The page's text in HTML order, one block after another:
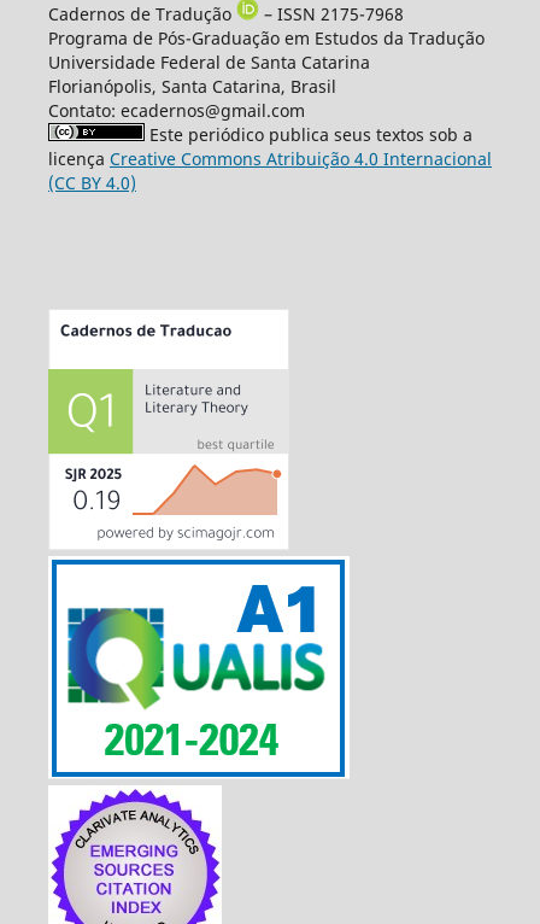
Cadernos de Tradução
– ISSN 2175-7968
Programa de Pós-Graduação em Estudos da Tradução
Universidade Federal de Santa Catarina
Florianópolis, Santa Catarina, Brasil
Contato: ecadernos@gmail.com
Este periódico publica seus textos sob a
licença Creative Commons Atribuição 4.0 Internacional
(CC BY 4.0)